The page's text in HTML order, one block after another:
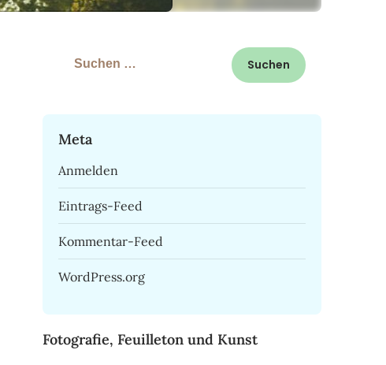
Suchen
Meta
Anmelden
Eintrags-Feed
Kommentar-Feed
WordPress.org
Fotografie, Feuilleton und Kunst